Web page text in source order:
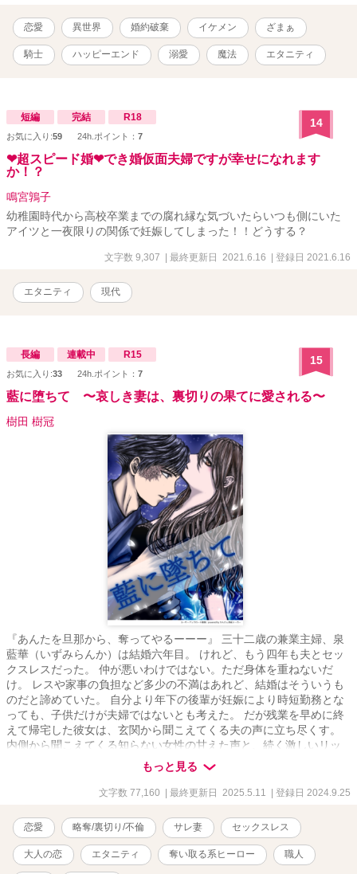
家の子息で有能だと名が知れている騎士様に求婚を受け、何か裏が
あるのではないかというくらい溺愛されて逆に困ったことに──？ ✩︎
設定ゆるめです ✩魔法が存在する世界観です ✩サクッと読めるよう
に1話を短めにしています。 ★2021年6月19日、ホットランキング4
始めました。】も是非お読みください！異世界転移×魔法×恋愛のフ
ァンタジー小説です！ ★更新がゆっくりめで申し訳ありません。お
待ち頂いてる方々にとても感謝しております！いつもありがとうご
ざいます！
恋愛 異世界 婚約破棄 イケメン ざまぁ
騎士 ハッピーエンド 溺愛 魔法 エタニティ
短編 完結 R18
お気に入り:59 24h.ポイント： 7
14
❤︎超スピード婚❤︎でき婚仮面夫婦ですが幸せになれます
か！？
鳴宮鶉子
幼稚園時代から高校卒業までの腐れ縁な気づいたらいつも側にいた
アイツと一夜限りの関係で妊娠してしまった！！どうする？
文字数 9,307 | 最終更新日 2021.6.16 | 登録日 2021.6.16
エタニティ 現代
長編 連載中 R15
お気に入り:33 24h.ポイント： 7
15
藍に堕ちて 〜哀しき妻は、裏切りの果てに愛される〜
樹田 樹冠
『あんたを旦那から、奪ってやるーーー』 三十二歳の兼業主婦、泉
藍華（いずみらんか）は結婚六年目。 けれど、もう四年も夫とセッ
クスレスだった。 仲が悪いわけではない。ただ身体を重ねないだ
け。 レスや家事の負担など多少の不満はあれど、結婚はそういうも
のだと諦めていた。 自分より年下の後輩が妊娠により時短勤務とな
っても、子供だけが夫婦ではないとも考えた。 だが残業を早めに終
えて帰宅した彼女は、玄関から聞こえてくる夫の声に立ち尽くす。
内側から聞こえてくる知らない女性の甘えた声と、続く激しいリッ
プ音。 あんなキスを夫としたのはいつだろうか……。 夫に拒否され
裏切られた藍華は女としてのプライドも、抱いていた愛情さえも傷
つけられ泣いた。 そんな折、同僚に誘われた彼女は徳島県へと旅行
痕がある職人、蔵色蒅（くらしきすくも）。 藍染体験がきっかけで
知り合った二人は、反発し合いながらも互いの傷に触れ、惹かれ合
っていく。 薄い色ならまだ、引き返せた。 けれどもう、色は濃く深
くなってしまって…… セックスレス、実家の問題、義母との関係、
もっと見る
文字数 77,160 | 最終更新日 2025.5.11 | 登録日 2024.9.25
恋愛 略奪/裏切り/不倫 サレ妻 セックスレス
大人の恋 エタニティ 奪い取る系ヒーロー 職人